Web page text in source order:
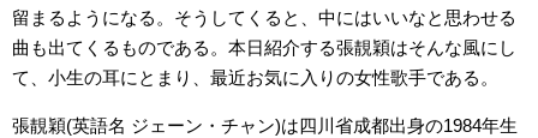
留まるようになる。そうしてくると、中にはいいなと思わせる
曲も出てくるものである。本日紹介する張靚穎はそんな風にし
て、小生の耳にとまり、最近お気に入りの女性歌手である。
張靚穎(英語名 ジェーン・チャン)は四川省成都出身の1984年生